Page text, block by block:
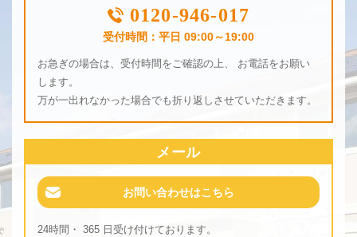
0120-946-017
受付時間：平日 09:00～19:00
お急ぎの場合は、受付時間をご確認の上、 お電話をお願い
します。
万が一出れなかった場合でも折り返しさせていただきます。
メール
お問い合わせはこちら
24時間・ 365 日受け付けております。